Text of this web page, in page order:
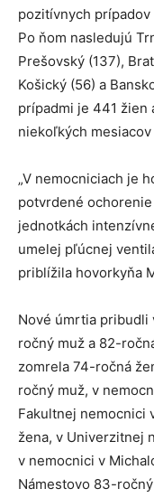
pozitívnych
Po ňom nasledujú
Prešovský (137),
Košický (56) a
prípadmi je 441 žien
niekoľkých
„V nemocniciach je
potvrdené ochorenie
jednotkách
umelej pľúcnej
priblížila hovorkyňa
Nové úmrtia pribudli
ročný muž a 82-
zomrela 74-ročná
ročný muž, v
Fakultnej nemocnici
žena, v Univerzitnej
v nemocnici v
Námestovo 83-